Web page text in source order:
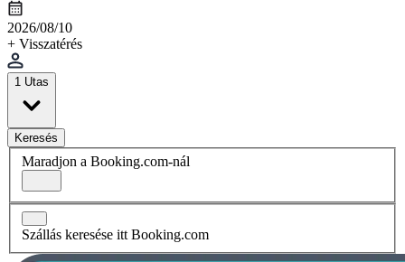
2026/08/10
+ Visszatérés
1 Utas
Keresés
Maradjon a Booking.com-nál
Szállás keresése itt Booking.com